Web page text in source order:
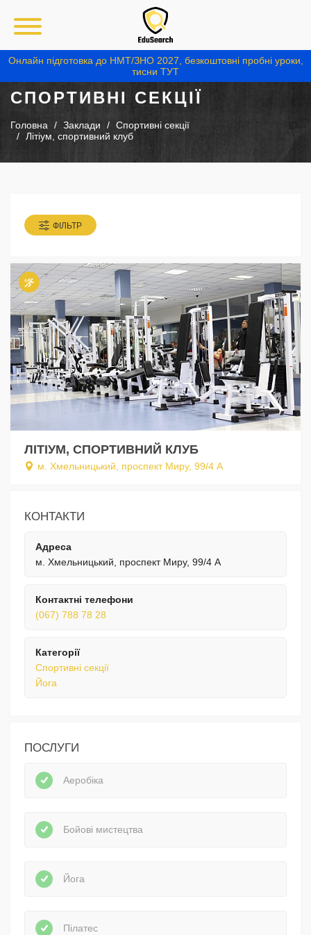
Онлайн підготовка до НМТ/ЗНО 2027, безкоштовні пробні уроки,
тисни ТУТ
СПОРТИВНІ СЕКЦІЇ
Головна Заклади
Спортивні секції
Літіум, спортивний клуб
ФІЛЬТР
ЛІТІУМ, СПОРТИВНИЙ КЛУБ
м. Хмельницький, проспект Миру, 99/4 А
КОНТАКТИ
Адреса
м. Хмельницький, проспект Миру, 99/4 А
Контактні телефони
(067) 788 78 28
Категорії
Спортивні секції
Йога
ПОСЛУГИ
Аеробіка
Бойові мистецтва
Йога
Пілатес